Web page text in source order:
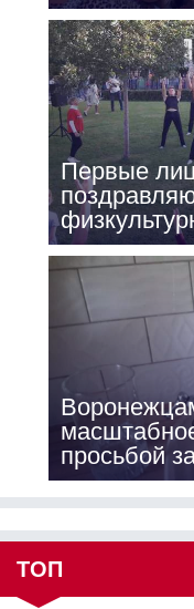
Первые
просьбой
ТОП